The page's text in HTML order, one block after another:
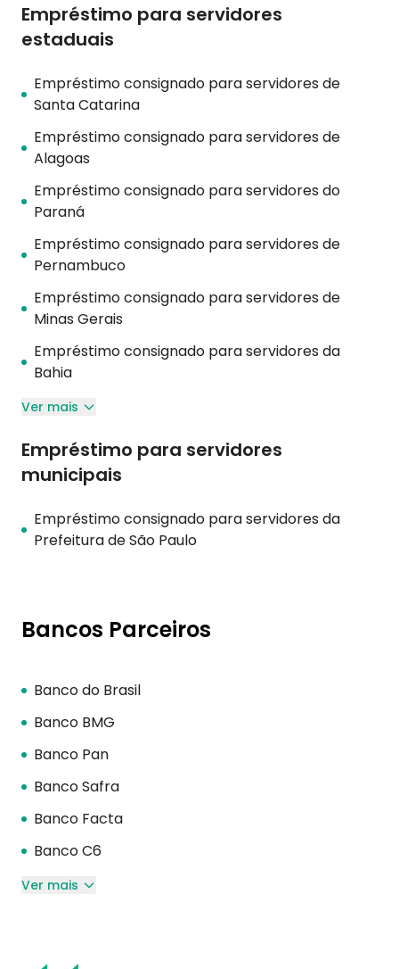
Empréstimo para servidores
estaduais
Empréstimo consignado para servidores de
Santa Catarina
Empréstimo consignado para servidores de
Alagoas
Empréstimo consignado para servidores do
Paraná
Empréstimo consignado para servidores de
Pernambuco
Empréstimo consignado para servidores de
Minas Gerais
Empréstimo consignado para servidores da
Bahia
Ver mais
Empréstimo para servidores
municipais
Empréstimo consignado para servidores da
Prefeitura de São Paulo
Bancos Parceiros
Banco do Brasil
Banco BMG
Banco Pan
Banco Safra
Banco Facta
Banco C6
Ver mais